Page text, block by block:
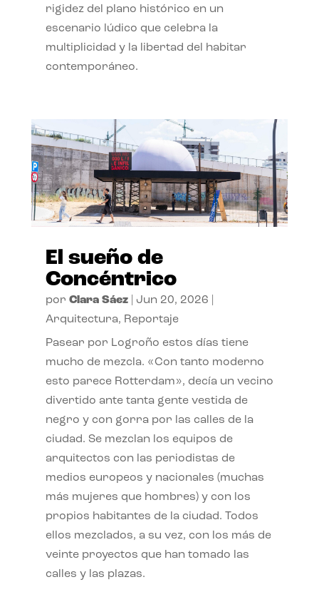
rigidez del plano histórico en un
escenario lúdico que celebra la
multiplicidad y la libertad del habitar
contemporáneo.
El sueño de
Concéntrico
por Clara Sáez| Jun 20, 2026
Arquitectura, Reportaje
Pasear por Logroño estos días tiene
mucho de mezcla. «Con tanto moderno
esto parece Rotterdam», decía un vecino
divertido ante tanta gente vestida de
negro y con gorra por las calles de la
ciudad. Se mezclan los equipos de
arquitectos con las periodistas de
medios europeos y nacionales (muchas
más mujeres que hombres) y con los
propios habitantes de la ciudad. Todos
ellos mezclados, a su vez, con los más de
veinte proyectos que han tomado las
calles y las plazas.